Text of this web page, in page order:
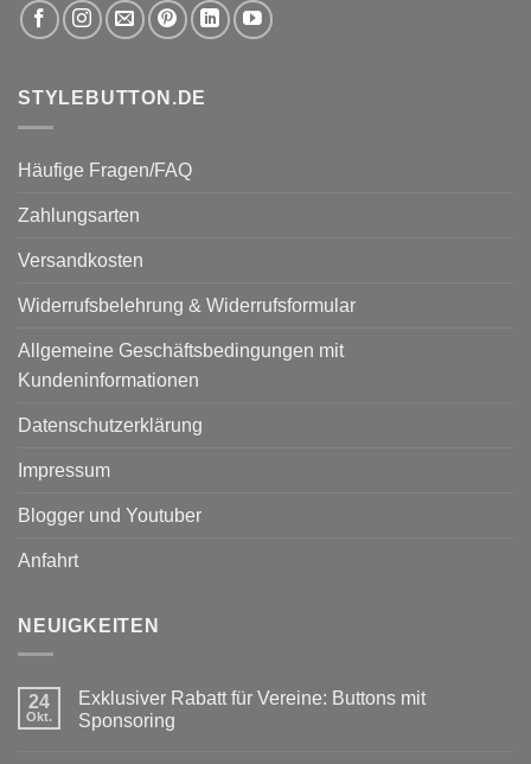
STYLEBUTTON.DE
Häufige Fragen/FAQ
Zahlungsarten
Versandkosten
Widerrufsbelehrung & Widerrufsformular
Allgemeine Geschäftsbedingungen mit
Kundeninformationen
Datenschutzerklärung
Impressum
Blogger und Youtuber
Anfahrt
NEUIGKEITEN
24
Okt.
Exklusiver Rabatt für Vereine: Buttons mit
Sponsoring